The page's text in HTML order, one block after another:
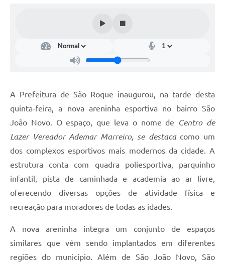
Bolsas de estudo da Escola Cooperativa
Departamento de Bem-Estar Social
Fundo Social
Inscrições para o Castramóvel
Nota Fiscal de Serviço Eletrônica
Notícias
Ouvidorias
A Prefeitura de São Roque inaugurou, na tarde desta
quinta-feira, a nova areninha esportiva no bairro São
João Novo. O espaço, que leva o nome de Centro de
Lazer Vereador Ademar Marreiro, se destacacomo um
dos complexos esportivos mais modernos da cidade. A
estrutura conta com quadra poliesportiva, parquinho
infantil, pista de caminhada e academia ao ar livre,
oferecendo diversas opções de atividade física e
recreação para moradores de todas as idades.
A nova areninha integra um conjunto de espaços
similares que vêm sendo implantados em diferentes
regiões do município. Além de São João Novo, São